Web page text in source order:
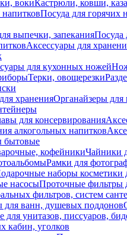
вокиКастрюли, ковши,
Посуда для горячих
выпечки, запеканияПосуда
Аксессуары для
для кухонных ножей
Терки, овощерезки
храненияОрганайзеры для
для консервирования
алкогольных напитков
бытовые
кофейникиЧайники
Рамки для
наборы косметики
насосыПроточные фильтры
фильтров, систем
для ванн, душевых поддонов
унитазов, писсуаров,
кабин, уголков